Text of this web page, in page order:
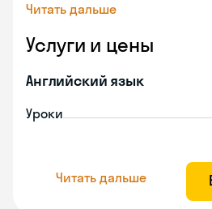
Читать дальше
Услуги и цены
Английский язык
Уроки
Читать дальше